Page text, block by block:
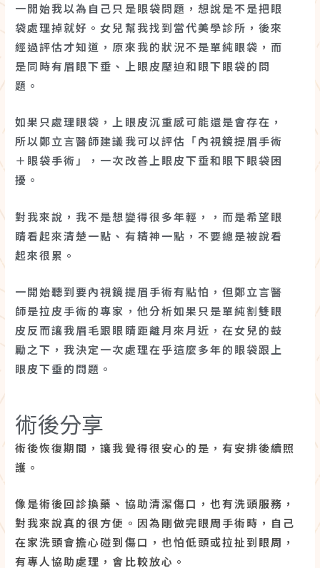
一開始我以為自己只是眼袋問題，想說是不是把眼
袋處理掉就好。女兒幫我找到當代美學診所，後來
經過評估才知道，原來我的狀況不是單純眼袋，而
是同時有眉眼下垂、上眼皮壓迫和眼下眼袋的問
題。
如果只處理眼袋，上眼皮沉重感可能還是會存在，
所以鄭立言醫師建議我可以評估「內視鏡提眉手術
＋眼袋手術」，一次改善上眼皮下垂和眼下眼袋困
擾。
對我來說，我不是想變得很多年輕，，而是希望眼
睛看起來清楚一點、有精神一點，不要總是被說看
起來很累。
一開始聽到要內視鏡提眉手術有點怕，但鄭立言醫
師是拉皮手術的專家，他分析如果只是單純割雙眼
皮反而讓我眉毛跟眼睛距離月來月近，在女兒的鼓
勵之下，我決定一次處理在乎這麼多年的眼袋跟上
眼皮下垂的問題。
術後分享
術後恢復期間，讓我覺得很安心的是，有安排後續照
護。
像是術後回診換藥、協助清潔傷口，也有洗頭服務，
對我來說真的很方便。因為剛做完眼周手術時，自己
在家洗頭會擔心碰到傷口，也怕低頭或拉扯到眼周，
有專人協助處理，會比較放心。